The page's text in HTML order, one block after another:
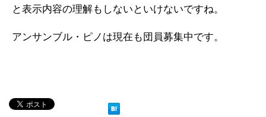
と表示内容の理解もしないといけないですね。
アンサンブル・ピノは現在も団員募集中です。